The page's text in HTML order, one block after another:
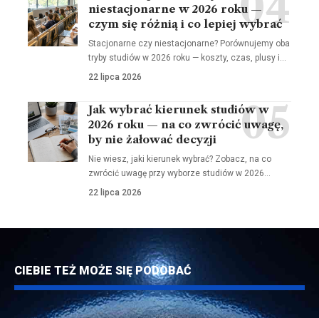
niestacjonarne w 2026 roku —
czym się różnią i co lepiej wybrać
Stacjonarne czy niestacjonarne? Porównujemy oba
tryby studiów w 2026 roku — koszty, czas, plusy i…
22 lipca 2026
Jak wybrać kierunek studiów w
2026 roku — na co zwrócić uwagę,
by nie żałować decyzji
Nie wiesz, jaki kierunek wybrać? Zobacz, na co
zwrócić uwagę przy wyborze studiów w 2026…
22 lipca 2026
CIEBIE TEŻ MOŻE SIĘ PODOBAĆ